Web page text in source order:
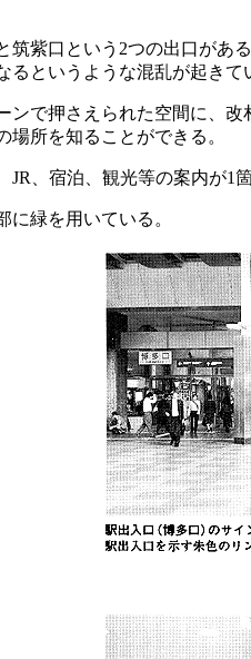
筑紫口という2つの出口が
るというような混乱が起きて
ンで押さえられた空間に、
場所を知ることができる。
JR、宿泊、観光等の案内が1
に緑を用いている。